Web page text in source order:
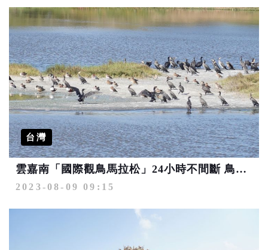
台灣
雲嘉南「國際觀鳥馬拉松」24小時不間斷 鳥友號召同好快振翅報名
2023-08-09 09:15